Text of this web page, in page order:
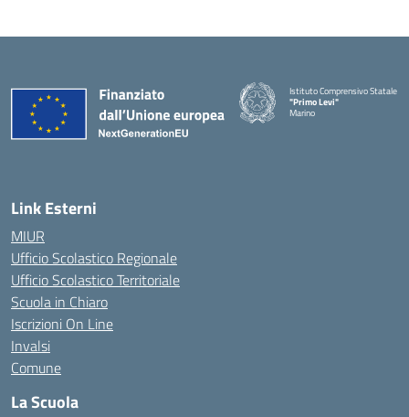
Istituto Comprensivo Statale
"Primo Levi"
Marino
Link Esterni
MIUR
Ufficio Scolastico Regionale
Ufficio Scolastico Territoriale
Scuola in Chiaro
Iscrizioni On Line
Invalsi
Comune
La Scuola